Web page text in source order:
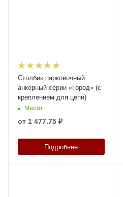
Столбик парковочный
анкерный серии «Город» (с
креплением для цепи)
Много
от 1 477.75 ₽
Подробнее